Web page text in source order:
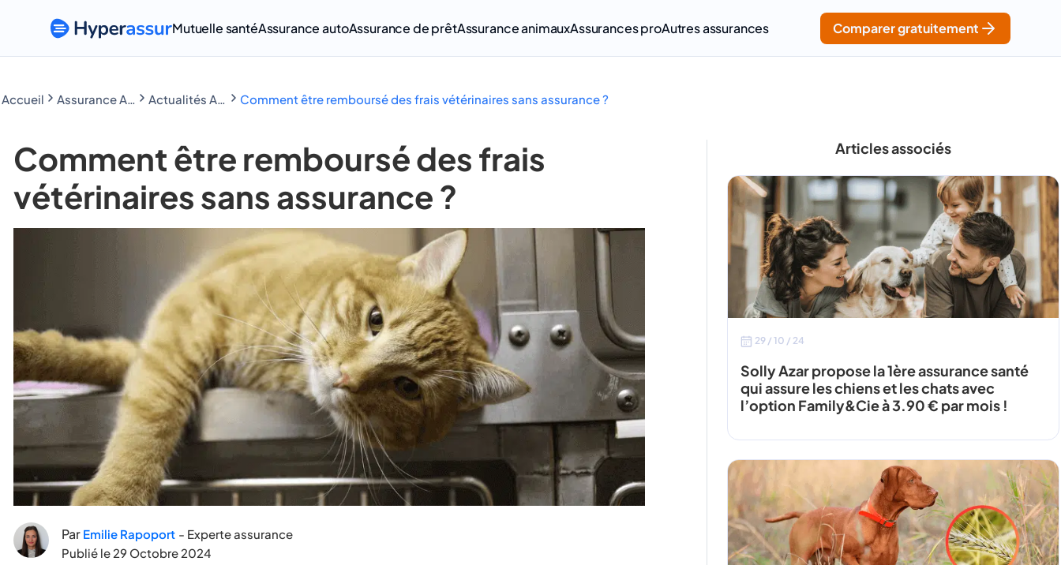
Mutuelle santéAssurance autoAssurance de prêtAssurance animauxAssurances proAutres assurances Comparer gratuitement
Accueil Comment être remboursé des frais vétérinaires sans assurance ?
Comment être remboursé des frais
vétérinaires sans assurance ?
Par Emilie Rapoport - Experte assurance
Publié le29 Octobre 2024
Articles associés
29 / 10 / 24
Solly Azar propose la 1ère assurance santé
qui assure les chiens et les chats avec
l’option Family&Cie à 3.90 € par mois !